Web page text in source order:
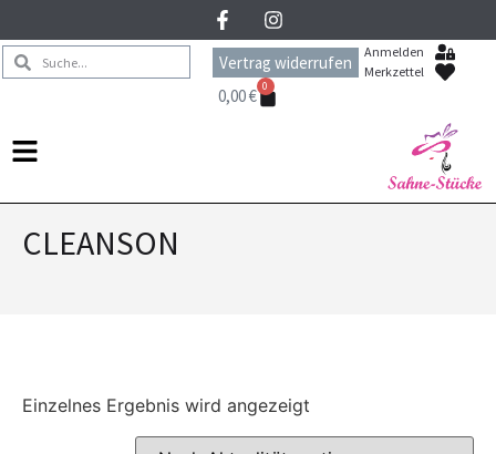
Vertrag widerrufen
Anmelden
Merkzettel
0,00€ 0
CLEANSON
Einzelnes Ergebnis wird angezeigt